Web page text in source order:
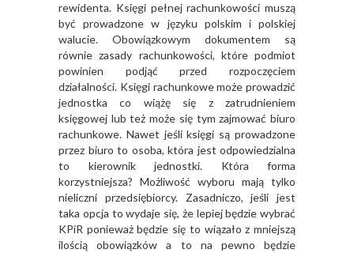
rewidenta. Księgi pełnej rachunkowości muszą
być prowadzone w języku polskim i polskiej
walucie. Obowiązkowym dokumentem są
równie zasady rachunkowości, które podmiot
powinien podjąć przed rozpoczęciem
działalności. Księgi rachunkowe może prowadzić
jednostka co wiążę się z zatrudnieniem
księgowej lub też może się tym zajmować biuro
rachunkowe. Nawet jeśli księgi są prowadzone
przez biuro to osoba, która jest odpowiedzialna
to kierownik jednostki. Która forma
korzystniejsza? Możliwość wyboru mają tylko
nieliczni przedsiębiorcy. Zasadniczo, jeśli jest
taka opcja to wydaje się, że lepiej będzie wybrać
KPiR ponieważ będzie się to wiązało z mniejszą
ilością obowiązków a to na pewno będzie